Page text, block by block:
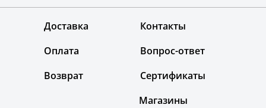
Оплата
Доставка
Вопрос-ответ
Контакты
Возврат
Сертификаты
Магазины